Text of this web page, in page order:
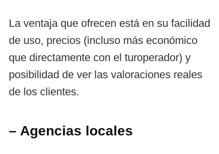
La ventaja que ofrecen está en su facilidad
de uso, precios (incluso más económico
que directamente con el turoperador) y
posibilidad de ver las valoraciones reales
de los clientes.
– Agencias locales